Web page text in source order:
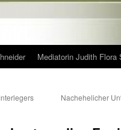
Mediatorin Judith Flora
Nachehelicher